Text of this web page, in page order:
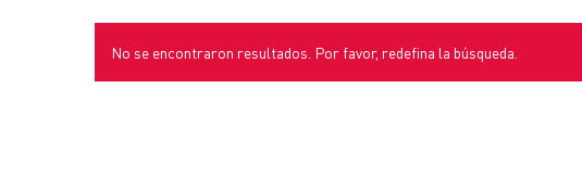
No se encontraron resultados. Por favor, redefina la búsqueda.